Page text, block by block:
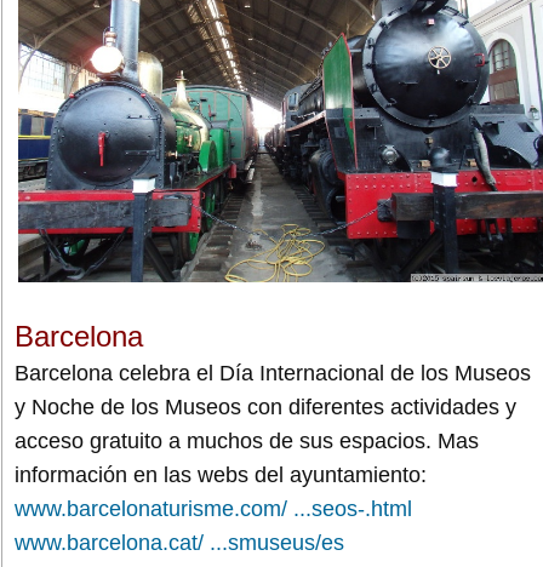
Barcelona
Barcelona celebra el Día Internacional de los Museos
y Noche de los Museos con diferentes actividades y
acceso gratuito a muchos de sus espacios. Mas
información en las webs del ayuntamiento:
www.barcelonaturisme.com/ ...seos-.html
www.barcelona.cat/ ...smuseus/es